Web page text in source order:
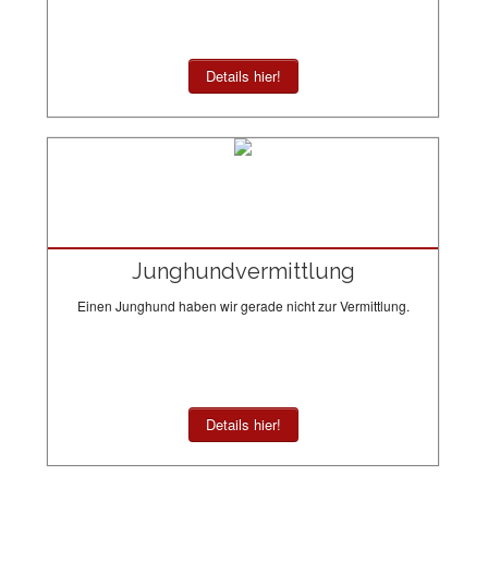
Details hier!
Junghundvermittlung
Einen Junghund haben wir gerade nicht zur Vermittlung.
Details hier!